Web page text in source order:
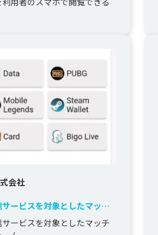
会社
ービスを対象としたマッチ
ムービスを対象としたマッチ